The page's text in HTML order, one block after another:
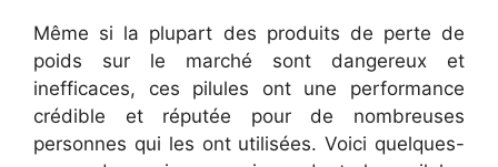
Même si la plupart des produits de perte de
poids sur le marché sont dangereux et
inefficaces, ces pilules ont une performance
crédible et réputée pour de nombreuses
personnes qui les ont utilisées. Voici quelques-